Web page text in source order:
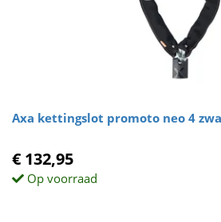
Axa kettingslot promoto neo 4
€ 132,95
Op voorraad